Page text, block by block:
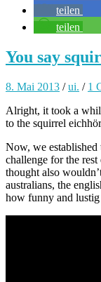
teilen
teilen
You say
8. Mai 2013 /ui. / 1
Alright, it took a
to the squirrel
Now, we established
challenge for the
thought also
australians, the
how funny and